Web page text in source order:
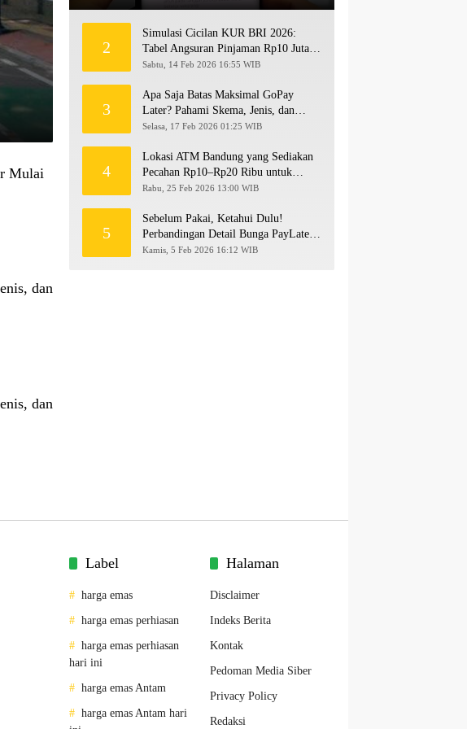
Mulai
dan
dan
2
Simulasi Cicilan KUR BRI 2026:
Tabel Angsuran Pinjaman Rp10 Juta
hingga Rp500 Juta
Sabtu, 14 Feb 2026 16:55 WIB
3
Apa Saja Batas Maksimal GoPay
Later? Pahami Skema, Jenis, dan
Langkah Upgrade Limit
Selasa, 17 Feb 2026 01:25 WIB
4
Lokasi ATM Bandung yang Sediakan
Pecahan Rp10–Rp20 Ribu untuk
Persiapan THR 2026!
Rabu, 25 Feb 2026 13:00 WIB
5
Sebelum Pakai, Ketahui Dulu!
Perbandingan Detail Bunga PayLater
Kredivo, SPayLater, dan SPinjam
Kamis, 5 Feb 2026 16:12 WIB
Label
harga emas
harga emas perhiasan
harga emas perhiasan
hari ini
harga emas Antam
harga emas Antam hari
Halaman
Disclaimer
Indeks Berita
Kontak
Pedoman Media Siber
Privacy Policy
Redaksi